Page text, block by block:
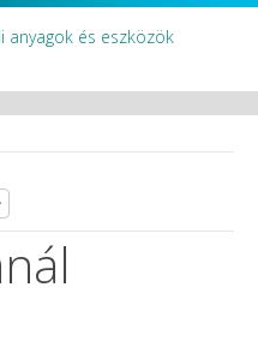
anyagok és eszközök